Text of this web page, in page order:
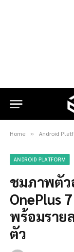
Home » Android
ANDROID PLATFORM
ชมภาพตัว
OnePlus
พร้อมราย
ตัว